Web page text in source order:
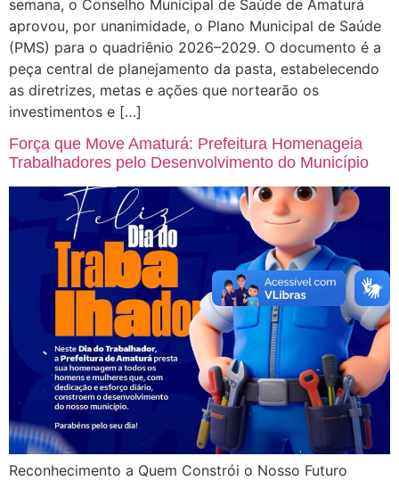
semana, o Conselho Municipal de Saúde de Amaturá
aprovou, por unanimidade, o Plano Municipal de Saúde
(PMS) para o quadriênio 2026–2029. O documento é a
peça central de planejamento da pasta, estabelecendo
as diretrizes, metas e ações que nortearão os
investimentos e […]
Força que Move Amaturá: Prefeitura Homenageia
Trabalhadores pelo Desenvolvimento do Município
Reconhecimento a Quem Constrói o Nosso Futuro